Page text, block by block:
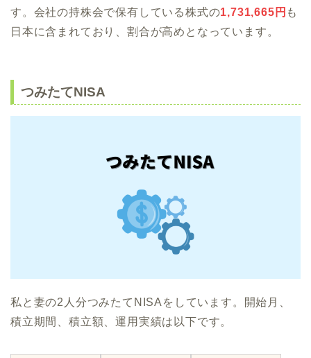
す。会社の持株会で保有している株式の1,731,665円 も
日本に含まれており、割合が高めとなっています。
つみたてNISA
私と妻の2人分つみたてNISAをしています。開始月、
積立期間、積立額、運用実績は以下です。